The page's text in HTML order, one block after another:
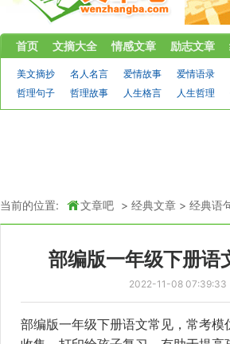
首页 文摘大全 情感文章 励志文章
美文摘抄 名人名言 爱情故事 爱情语录
哲理句子
哲理故事 人生格言 人生哲理
当前的位置: 文章吧 > 经典文章 > 经典语
部编版一年级下册语
2022-11-08 07:39:33
部编版一年级下册语文常见 ，常考